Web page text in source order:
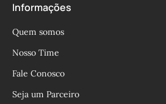
Informações
Quem somos
Nosso Time
Fale Conosco
Seja um Parceiro